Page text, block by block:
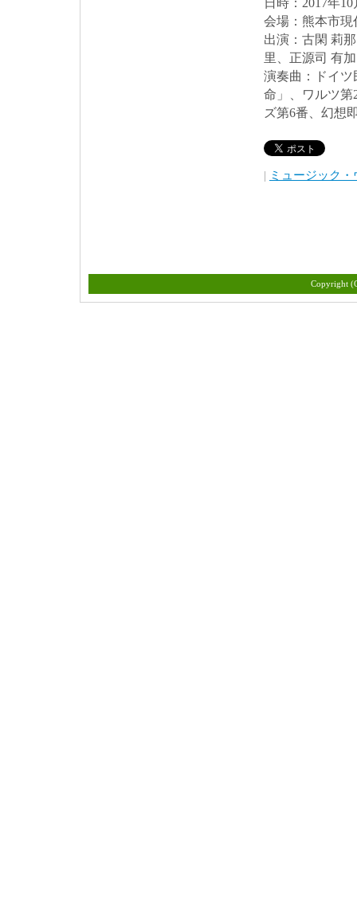
日時：2017年
会場：熊本市
出演：古閑 莉
里、正源司 有加
演奏曲：ドイツ
命」、ワルツ第
ズ第6番、幻想
| ミュージック・
Copyright